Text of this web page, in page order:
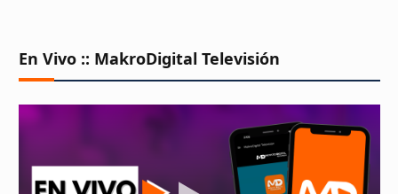
En Vivo :: MakroDigital Televisión